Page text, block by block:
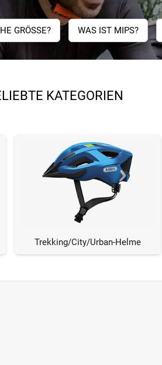
GRÖSSE? WAS IST MIPS?
KATEGORIEN
Trekking/City/Urban-Helme